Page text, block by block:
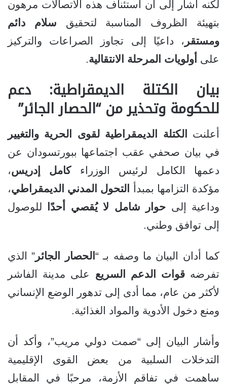
لكنه أشار إلى أن استئناف هذه الاتصالات مرهون
بتهيئة الظروف المناسبة لتحقيق سلام دائم
ومستقر ، داعيًا إلى تجاوز الصراعات والتركيز
على أولويات المرحلة الانتقالية
بيان الكتلة الديمقراطية: دعم
للحكومة وتحذير من “الحصار الجائر”
أعلنت
الكتلة الديمقراطية لقوى الحرية والتغيير
في بيان صحفي عقب اجتماعها ببورتسودان عن
دعمها الكامل لرئيس الوزراءكامل إدريس،
مؤكدة التزامها بمبدأ
التحول المدني الديمقراطي،
وداعية إلى حوار شامل لا يُقصي أحدًا
للوصول
إلى توافق وطني.
كما أدان البيان ما وصفه بـ “ الحصار الجائر ” الذي
تفرضهقوات الدعم السريع على مدينة الفاشر
لأكثر من عام، مما أدى إلى تدهور الوضع الإنساني
ومنع دخول الأدوية والمواد الغذائية.
وأشار البيان إلى “صمت دولي مريب”، وأكد أن
التدخلات السلبية من بعض القوى الإقليمية
ساهمت في تفاقم الأزمة، مرحبًا في المقابل